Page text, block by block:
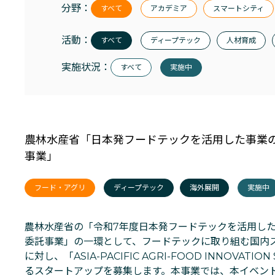
分野： すべて アカデミア スマートシティ
活動： すべて ディープテック 人材育成
実施状況： すべて 実施中
農林水産省「日本発フードテックを活用した事業
事業」
フード・アグリ ディープテック 海外展開 実施中
農林水産省の「令和7年度日本発フードテックを活用し
委託事業」の一環として、フードテックに取り組む国内
に対し、「ASIA-PACIFIC AGRI-FOOD INNOVATION
るスタートアップを募集します。本事業では、本イベン